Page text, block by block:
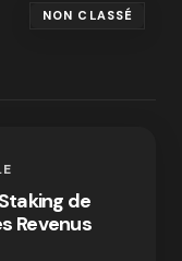
NON CLASSÉ
de
Revenus